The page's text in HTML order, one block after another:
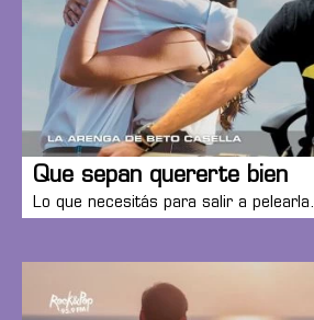
Que sepan quererte bien
Lo que necesitás para salir a pelearla.